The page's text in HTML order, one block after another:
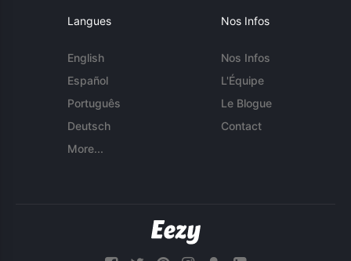
Langues
English
Español
Português
Deutsch
More...
Nos Infos
Nos Infos
L'Équipe
Le Blogue
Contact